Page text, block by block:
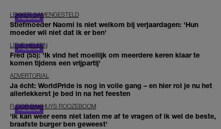
LEKKER SAMENGESTELD
Stiefmoeder Naomi is niet welkom bij verjaardagen: 'Hun
moeder wil niet dat ik er ben'
LIEVE HELEEN
Fred (55): 'Ik vind het moeilijk om meerdere keren klaar te
komen tijdens een vrijpartij'
ADVERTORIAL
Ja écht: WorldPride is nog in volle gang – en hier rol je nu het
allerlekkerst je bed in na het feesten
FLOOR BAKHUYS ROOZEBOOM
'Ik kan weer eens niet laten me af te vragen of ik wel de beste,
braafste burger ben geweest'